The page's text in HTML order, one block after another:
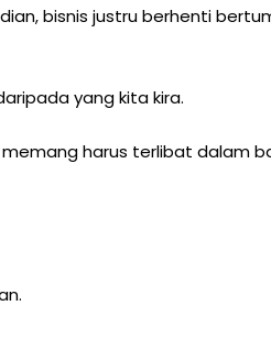
bisnis justru berhenti
yang kita kira.
harus terlibat dalam